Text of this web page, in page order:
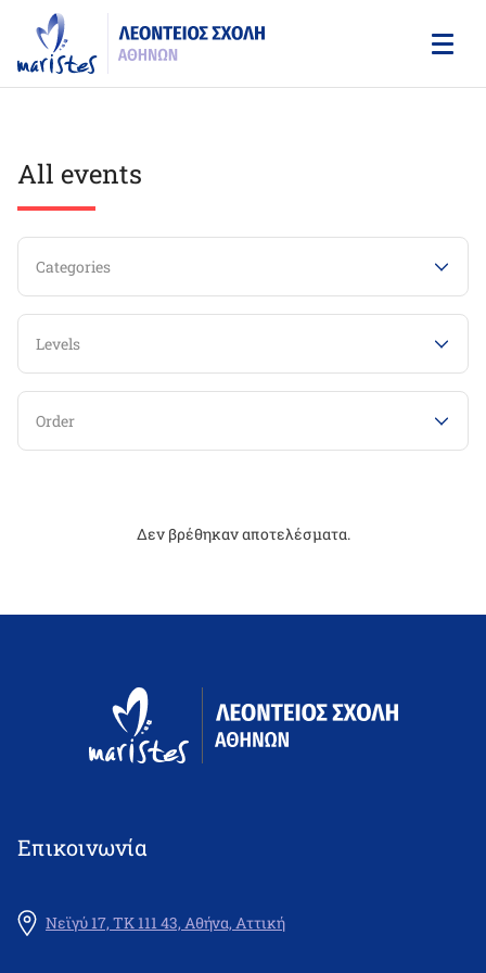
main
content
All events
Categories
Levels
Order
Δεν βρέθηκαν αποτελέσματα.
Επικοινωνία
Νεϊγύ 17, ΤΚ 111 43, Αθήνα, Αττική